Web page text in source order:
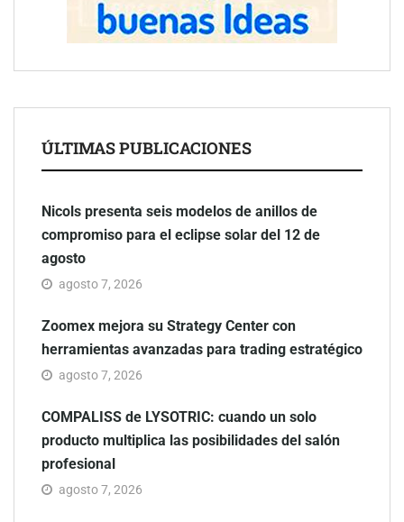
ÚLTIMAS PUBLICACIONES
Nicols presenta seis modelos de anillos de
compromiso para el eclipse solar del 12 de
agosto
agosto 7, 2026
Zoomex mejora su Strategy Center con
herramientas avanzadas para trading estratégico
agosto 7, 2026
COMPALISS de LYSOTRIC: cuando un solo
producto multiplica las posibilidades del salón
profesional
agosto 7, 2026